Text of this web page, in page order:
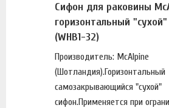
Сифон для раковины
горизонтальный
(WHB1-32)
Производитель: McAlpine
(Шотландия).Горизонтальный
самозакрывающийся "сухой"
сифон.Применяется при